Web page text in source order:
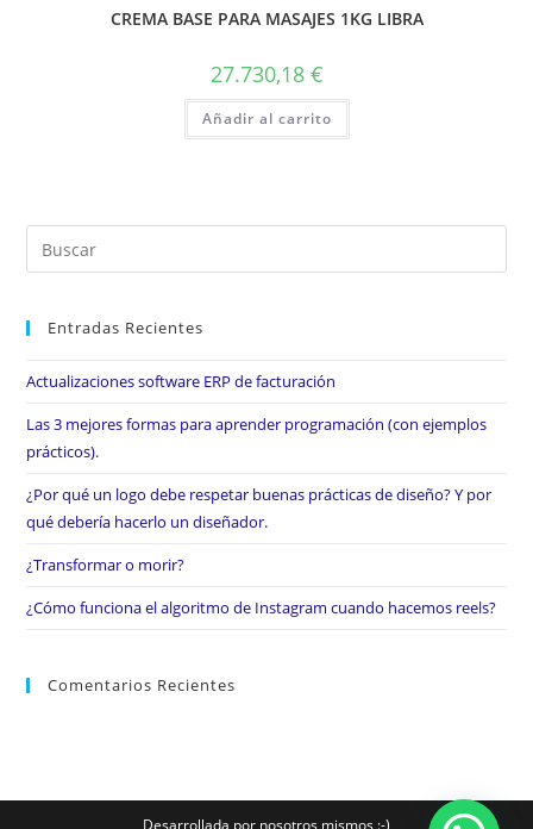
CREMA BASE PARA MASAJES 1KG LIBRA
27.730,18 €
Añadir al carrito
Entradas Recientes
Actualizaciones software ERP de facturación
Las 3 mejores formas para aprender programación (con ejemplos
prácticos).
¿Por qué un logo debe respetar buenas prácticas de diseño? Y por
qué debería hacerlo un diseñador.
¿Transformar o morir?
¿Cómo funciona el algoritmo de Instagram cuando hacemos reels?
Comentarios Recientes